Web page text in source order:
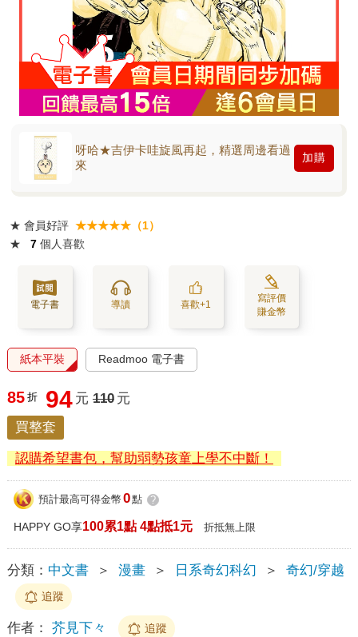
呀哈★吉伊卡哇旋風再起，精選周邊看過
來
加購
★ 會員好評 ★★★★★（1）
★
7 個人喜歡
電子書 導讀 喜歡+1
寫評價
賺金幣
紙本平裝 Readmoo 電子書
85 折 94 元 110 元
買整套
認購希望書包，幫助弱勢孩童上學不中斷！
預計最高可得金幣 0點 ?
HAPPY GO享100累1點 4點抵1元 折抵無上限
分類： 中文書 ＞ 漫畫 ＞ 日系奇幻科幻 ＞ 奇幻/穿越
追蹤
作者： 芥見下々 追蹤